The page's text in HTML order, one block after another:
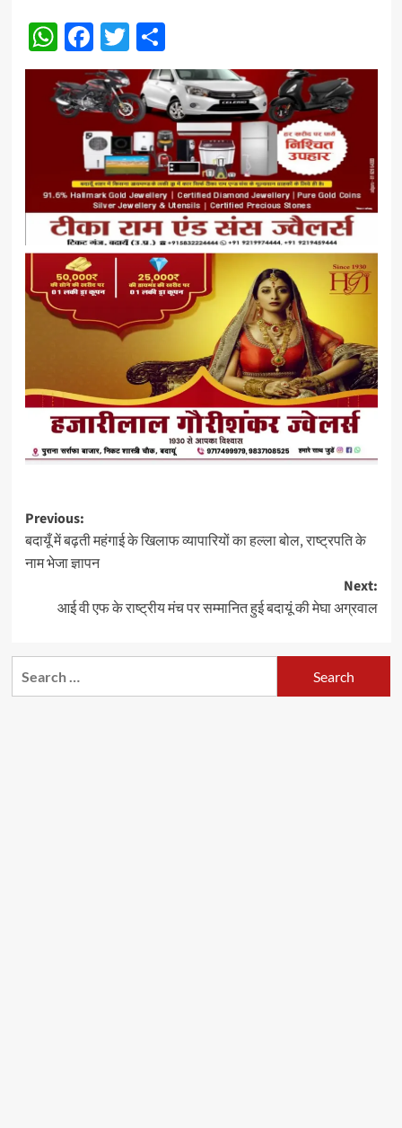
WhatsApp
Facebook
Twitter
Share
Post
navigation
Previous:
बदायूँ में बढ़ती महंगाई के खिलाफ व्यापारियों का हल्ला बोल, राष्ट्रपति के
नाम भेजा ज्ञापन
Next:
आई वी एफ के राष्ट्रीय मंच पर सम्मानित हुई बदायूं की मेघा अग्रवाल